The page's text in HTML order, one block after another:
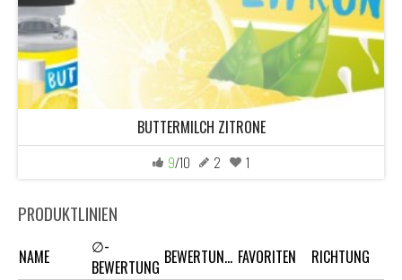
BUTTERMILCH ZITRONE
9/10 2 1
PRODUKTLINIEN
NAME
∅-
BEWERTUNG
BEWERTUNGEN FAVORITEN RICHTUNG